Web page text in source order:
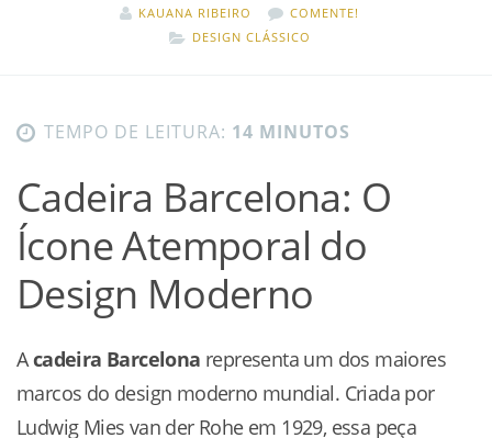
KAUANA RIBEIRO
COMENTE!
DESIGN CLÁSSICO
TEMPO DE LEITURA: 14 MINUTOS
Cadeira Barcelona: O
Ícone Atemporal do
Design Moderno
Acadeira Barcelona representa um dos maiores
marcos do design moderno mundial. Criada por
Ludwig Mies van der Rohe em 1929, essa peça